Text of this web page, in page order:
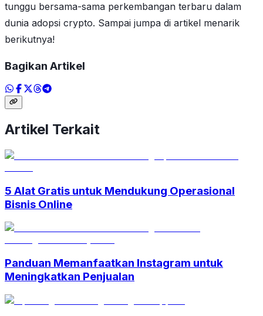
tunggu bersama-sama perkembangan terbaru dalam
dunia adopsi crypto. Sampai jumpa di artikel menarik
berikutnya!
Bagikan Artikel
Artikel Terkait
5 Alat Gratis untuk Mendukung Operasional
Bisnis Online
Panduan Memanfaatkan Instagram untuk
Meningkatkan Penjualan